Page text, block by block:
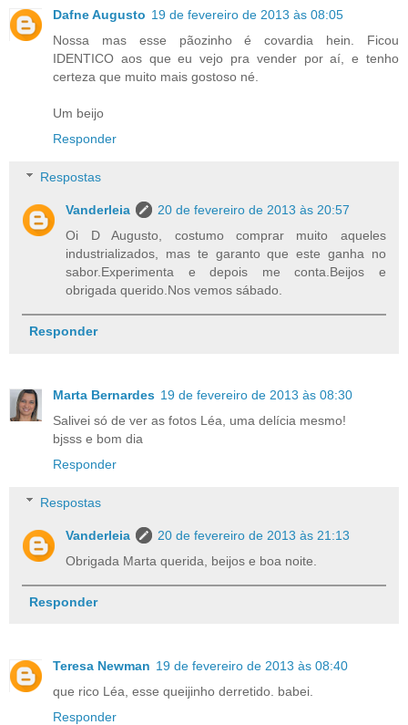
Dafne Augusto 19 de fevereiro de 2013 às 08:05
Nossa mas esse pãozinho é covardia hein. Ficou
IDENTICO aos que eu vejo pra vender por aí, e tenho
certeza que muito mais gostoso né.
Um beijo
Responder
Respostas
Vanderleia
20 de fevereiro de 2013 às 20:57
Oi D Augusto, costumo comprar muito aqueles
industrializados, mas te garanto que este ganha no
sabor.Experimenta e depois me conta.Beijos e
obrigada querido.Nos vemos sábado.
Responder
Marta Bernardes 19 de fevereiro de 2013 às 08:30
Salivei só de ver as fotos Léa, uma delícia mesmo!
bjsss e bom dia
Responder
Respostas
Vanderleia
20 de fevereiro de 2013 às 21:13
Obrigada Marta querida, beijos e boa noite.
Responder
Teresa Newman 19 de fevereiro de 2013 às 08:40
que rico Léa, esse queijinho derretido. babei.
Responder